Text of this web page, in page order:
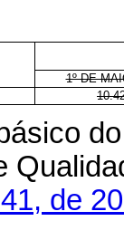
1º DE
de